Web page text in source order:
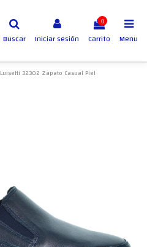
Buscar Iniciar sesión
0
Carrito Menu
Luisetti 32302 Zapato Casual Piel